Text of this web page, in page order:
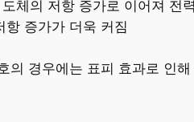
체의 저항 증가로 이어져 전
증가가 더욱 커짐
의 경우에는 표피 효과로 인